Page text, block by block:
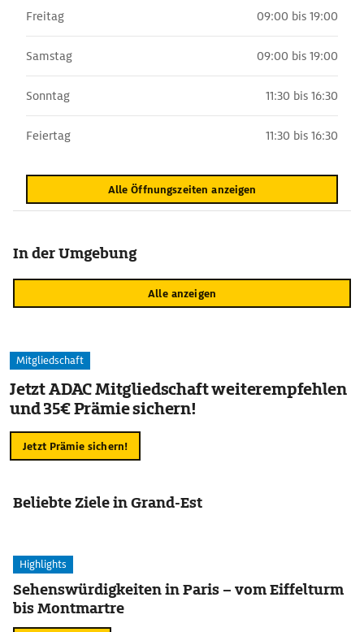
Freitag 09:00 bis 19:00
Samstag 09:00 bis 19:00
Sonntag 11:30 bis 16:30
Feiertag 11:30 bis 16:30
Alle Öffnungszeiten anzeigen
In der Umgebung
Alle anzeigen
Mitgliedschaft
Jetzt ADAC Mitgliedschaft weiterempfehlen
und 35€ Prämie sichern!
Jetzt Prämie sichern!
Beliebte Ziele in Grand-Est
Highlights
Sehenswürdigkeiten in Paris – vom Eiffelturm
bis Montmartre